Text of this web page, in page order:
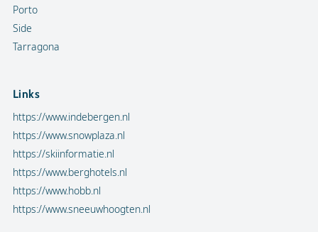
Porto
Side
Tarragona
Links
https://www.indebergen.nl
https://www.snowplaza.nl
https://skiinformatie.nl
https://www.berghotels.nl
https://www.hobb.nl
https://www.sneeuwhoogten.nl